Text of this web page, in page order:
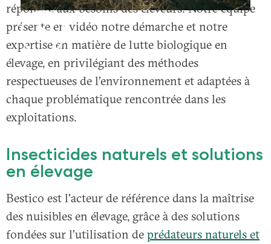
répondre aux besoins des éleveurs. Notre équipe
présente en vidéo notre démarche et notre
expertise en matière de lutte biologique en
élevage, en privilégiant des méthodes
respectueuses de l’environnement et adaptées à
chaque problématique rencontrée dans les
exploitations.
Insecticides naturels et solutions
en élevage
Bestico est l'acteur de référence dans la maîtrise
des nuisibles en élevage, grâce à des solutions
fondées sur l’utilisation de prédateurs naturels et